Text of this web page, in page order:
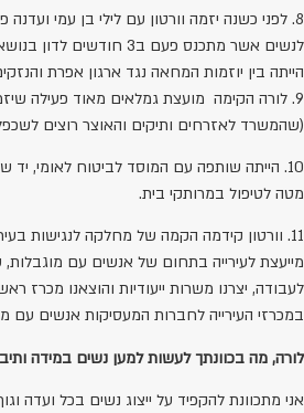
8. לפני כשנה יזמה וורטון עם לילי בן עמי ועדנה
לנשים אשר מתכנס פעם ב3
הייתה בין יוזמות המחאה נגד ארגון אפרת
9. לורה הקימה מועצת גמלאים מאוד פעילה
(שהמשרד לאזרחים ותיקים והאוצר רוצים
10. הייתה שותפה עם המוסד לביטוח לאומי,
מטה לטיפול במרותקי בית.
11. וורטון קידמה הקמה של מחלקה לנגישות
מייעצת לעירייה בתחום של אנשים עם מוגבלות,
לעבודה, יצרנו משרות ייעודיות והוצאנו מכרז
במכרזי העירייה לחברות המעסיקות אנשים עם
לורה, מה בכוונתך לעשות למען נשים במידה
אני מתכוונת להקפיד על ייצוג נשים בכל ועדה